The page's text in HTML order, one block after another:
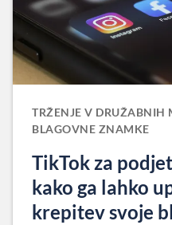
TRŽENJE V DRUŽABNIH
BLAGOVNE ZNAMKE
TikTok za
kako ga lahko
krepitev svoje